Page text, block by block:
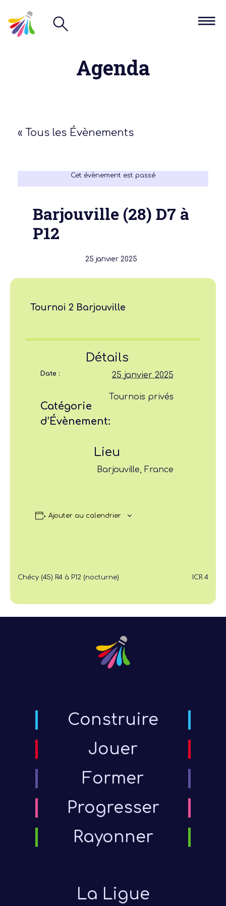
Agenda
« Tous les Évènements
Cet évènement est passé
Barjouville (28) D7 à
P12
25 janvier 2025
Tournoi 2 Barjouville
Détails
Date : 25 janvier 2025
Catégorie
d’Évènement:
Tournois privés
Lieu
Barjouville, France
Ajouter au calendrier
Chécy (45) R4 à P12 (nocturne) ICR 4
Construire
Jouer
Former
Progresser
Rayonner
La Ligue